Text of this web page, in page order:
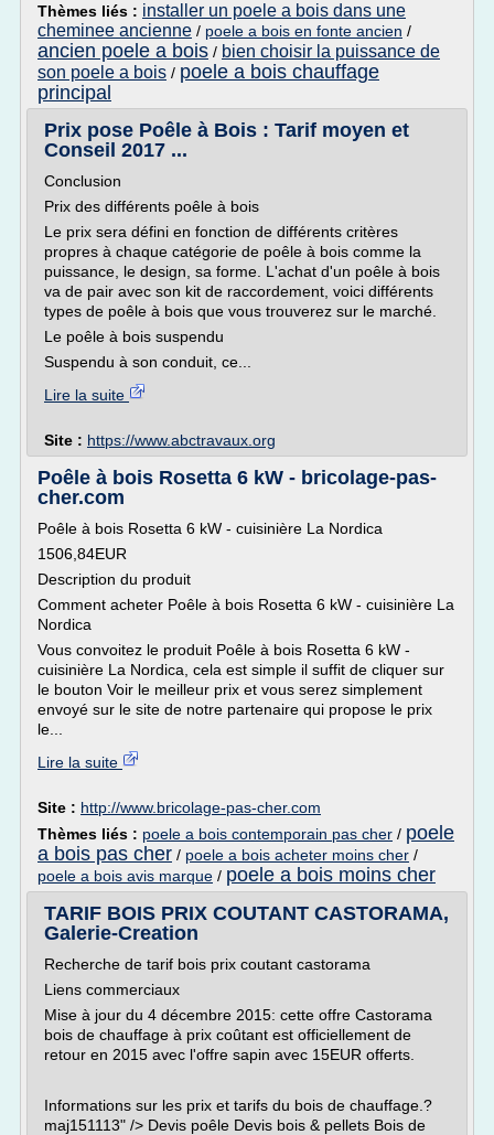
Thèmes liés : installer un poele a bois dans une
cheminee ancienne / poele a bois en fonte ancien /
ancien poele a bois / bien choisir la puissance de
son poele a bois / poele a bois chauffage
principal
Prix pose Poêle à Bois : Tarif moyen et
Conseil 2017 ...
Conclusion
Prix des différents poêle à bois
Le prix sera défini en fonction de différents critères
propres à chaque catégorie de poêle à bois comme la
puissance, le design, sa forme. L'achat d'un poêle à bois
va de pair avec son kit de raccordement, voici différents
types de poêle à bois que vous trouverez sur le marché.
Le poêle à bois suspendu
Suspendu à son conduit, ce...
Lire la suite
Site : https://www.abctravaux.org
Poêle à bois Rosetta 6 kW - bricolage-pas-
cher.com
Poêle à bois Rosetta 6 kW - cuisinière La Nordica
1506,84EUR
Description du produit
Comment acheter Poêle à bois Rosetta 6 kW - cuisinière La
Nordica
Vous convoitez le produit Poêle à bois Rosetta 6 kW -
cuisinière La Nordica, cela est simple il suffit de cliquer sur
le bouton Voir le meilleur prix et vous serez simplement
envoyé sur le site de notre partenaire qui propose le prix
le...
Lire la suite
Site : http://www.bricolage-pas-cher.com
Thèmes liés : poele a bois contemporain pas cher / poele
a bois pas cher / poele a bois acheter moins cher /
poele a bois avis marque / poele a bois moins cher
TARIF BOIS PRIX COUTANT CASTORAMA,
Galerie-Creation
Recherche de tarif bois prix coutant castorama
Liens commerciaux
Mise à jour du 4 décembre 2015: cette offre Castorama
bois de chauffage à prix coûtant est officiellement de
retour en 2015 avec l'offre sapin avec 15EUR offerts.
Informations sur les prix et tarifs du bois de chauffage.?
maj151113" /> Devis poêle Devis bois & pellets Bois de